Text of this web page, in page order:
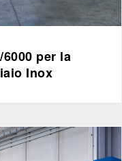
per la
Inox